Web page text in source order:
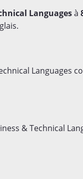
Languagesà
Languages
& Technical